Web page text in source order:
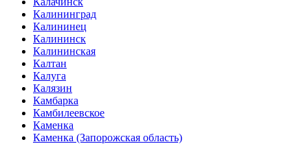
Калининград
Калининец
Калининск
Калининская
Калтан
Калуга
Калязин
Камбарка
Камбилеевское
Каменка
Каменка (Запорожская область)